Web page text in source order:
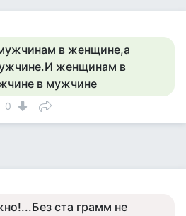
в женщине,а
женщинам в
в мужчине
0
ста грамм не